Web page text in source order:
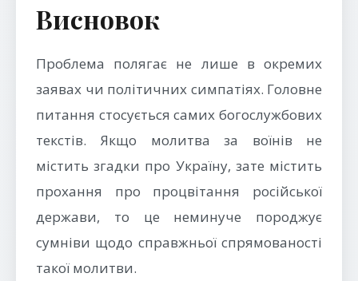
Висновок
Проблема полягає не лише в окремих
заявах чи політичних симпатіях. Головне
питання стосується самих богослужбових
текстів. Якщо молитва за воїнів не
містить згадки про Україну, зате містить
прохання про процвітання російської
держави, то це неминуче породжує
сумніви щодо справжньої спрямованості
такої молитви.